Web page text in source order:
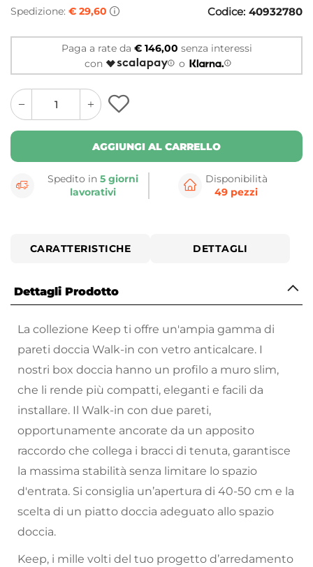
Spedizione: € 29,60 Codice: 40932780
Paga a rate da € 146,00 senza interessi
con
o
quantity
button
quantity
minus
button
AGGIUNGI AL CARRELLO
Spedito in5 giorni
lavorativi
Disponibilità
49 pezzi
CARATTERISTICHE DETTAGLI
Dettagli Prodotto
La collezione Keep ti offre un'ampia gamma di
pareti doccia Walk-in con vetro anticalcare. I
nostri box doccia hanno un profilo a muro slim,
che li rende più compatti, eleganti e facili da
installare. Il Walk-in con due pareti,
opportunamente ancorate da un apposito
raccordo che collega i bracci di tenuta, garantisce
la massima stabilità senza limitare lo spazio
d'entrata. Si consiglia un’apertura di 40-50 cm e la
scelta di un piatto doccia adeguato allo spazio
doccia.
Keep, i mille volti del tuo progetto d’arredamento